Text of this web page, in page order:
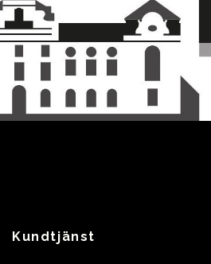
Kundtjänst